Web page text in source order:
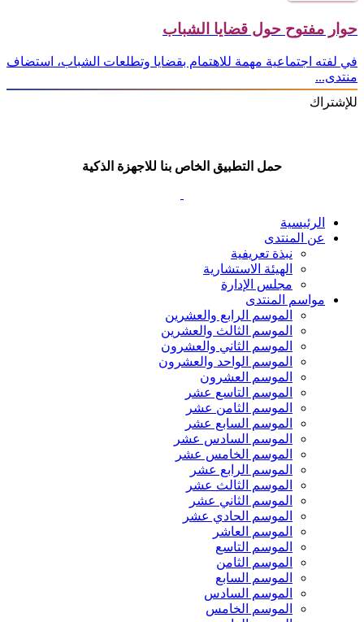
حوار مفتوح حول قضايا الشباب
في لفته اجتماعية مهمة للاهتمام بقضايا وتطلعات الشباب، استضاف
منتدى...
للإشتراك
حمل التطبيق الخاص بنا للاجهزة الذكية
الرئيسية
عن المنتدى
نبذة تعريفية
الهيئة الاستشارية
مجلس الإدارة
مواسم المنتدى
الموسم الرابع والعشرين
الموسم الثالث والعشرين
الموسم الثاني والعشرون
الموسم الواحد والعشرون
الموسم العشرون
الموسم التاسع عشر
الموسم الثامن عشر
الموسم السابع عشر
الموسم السادس عشر
الموسم الخامس عشر
الموسم الرابع عشر
الموسم الثالث عشر
الموسم الثاني عشر
الموسم الحادي عشر
الموسم العاشر
الموسم التاسع
الموسم الثامن
الموسم السابع
الموسم السادس
الموسم الخامس